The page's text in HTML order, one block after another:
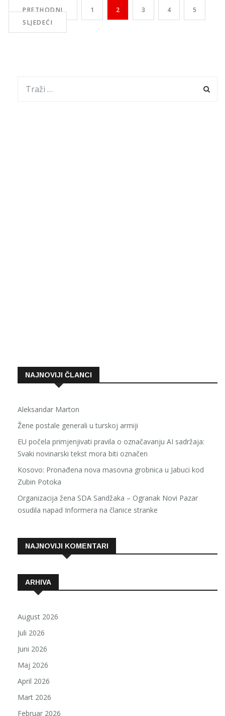
PRETHODNI 1 2 3 4
5
SLJEDEĆI
NAJNOVIJI ČLANCI
Aleksandar Marton
Žene postale generali u turskoj armiji
EU počela primjenjivati pravila o označavanju AI sadržaja:
Svaki novinarski tekst mora biti označen
Kosovo: Pronađena nova masovna grobnica u Jabuci kod
Zubin Potoka
Organizacija žena SDA Sandžaka – Ogranak Novi Pazar
osudila napad Informera na članice stranke
NAJNOVIJI KOMENTARI
ARHIVA
August 2026
Juli 2026
Juni 2026
Maj 2026
April 2026
Mart 2026
Februar 2026